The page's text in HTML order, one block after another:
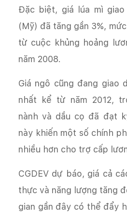
Đặc biệt, giá lúa mì
(Mỹ) đã tăng gần 3%,
từ cuộc khủng hoảng
năm 2008.
Giá ngô cũng đang giao
nhất kể từ năm 2012,
nành và dầu cọ đã đạt
này khiến một số chính
nhiều hơn cho trợ cấp
CGDEV dự báo, giá cả
thực và năng lượng tăng
gian gần đây có thể đẩy